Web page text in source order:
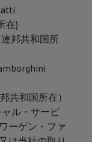
在)
邦共和国所
共和国所在）
ル・サービ
ーゲン・ファ